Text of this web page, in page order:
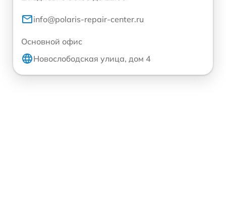
info@polaris-repair-center.ru
Основной офис
Новослободская улица, дом 4